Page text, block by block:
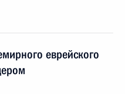
еврейского